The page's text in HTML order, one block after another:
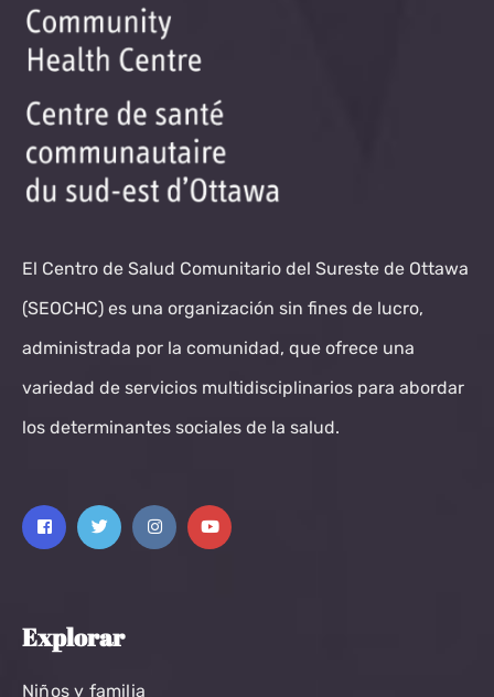
El Centro de Salud Comunitario del Sureste de Ottawa
(SEOCHC) es una organización sin fines de lucro,
administrada por la comunidad, que ofrece una
variedad de servicios multidisciplinarios para abordar
los determinantes sociales de la salud.
Explorar
Niños y familia